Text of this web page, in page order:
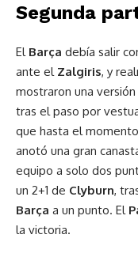
Segunda
El Barça debía salir
ante el Zalgiris, y
mostraron una
tras el paso por
que hasta el
anotó una gran
equipo a solo dos
un 2+1 de Clyburn,
Barça a un punto. El
la victoria.